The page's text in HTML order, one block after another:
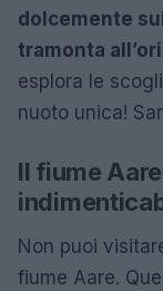
dolcemente
tramonta
esplora le
nuoto unica!
Il fiume
Non puoi
fiume Aare.